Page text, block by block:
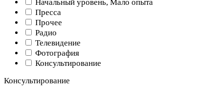
Начальный уровень, Мало опыта
Пресса
Прочее
Радио
Телевидение
Фотография
Консультирование
Консультирование